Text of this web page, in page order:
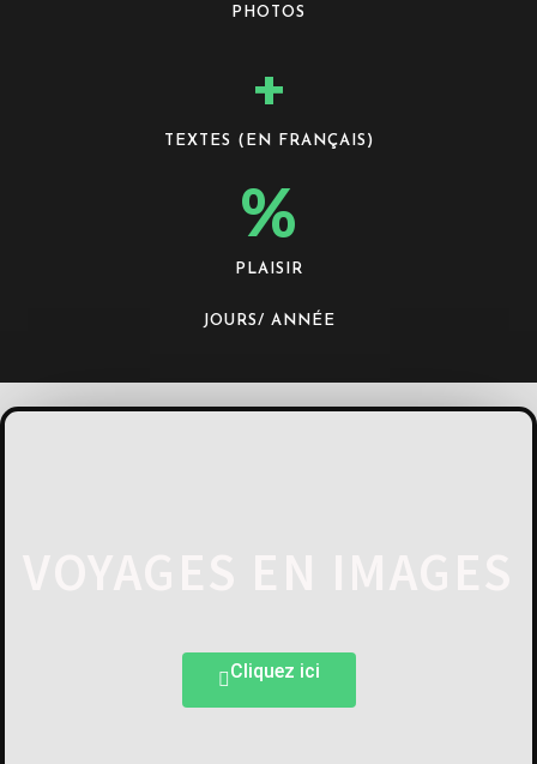
PHOTOS
TEXTES (EN FRANÇAIS)
+
PLAISIR
%
JOURS/ ANNÉE
Cliquez ici